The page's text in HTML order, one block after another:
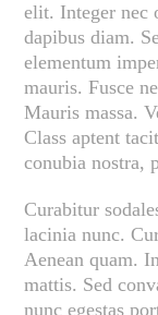
elit. Integer nec
dapibus diam.
elementum
mauris. Fusce
Mauris massa.
Class aptent
conubia nostra,
Curabitur
lacinia nunc.
Aenean quam.
mattis. Sed
nunc egestas